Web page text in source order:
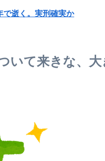
で逝く。実刑確実か
ジで逝くwwwwww
、不評だった理由が明確す
ク中に煙突が落下してきて6
いて来きな、